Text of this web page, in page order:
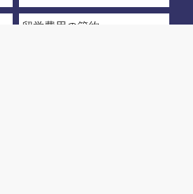
留学費用の節約